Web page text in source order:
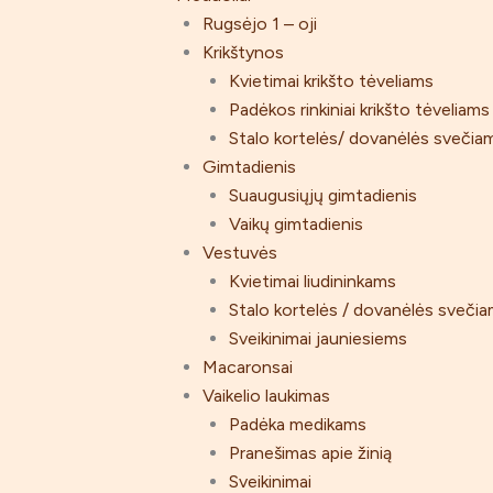
Rugsėjo 1 – oji
Krikštynos
Kvietimai krikšto tėveliams
Padėkos rinkiniai krikšto tėveliams
Stalo kortelės/ dovanėlės
Gimtadienis
Suaugusiųjų gimtadienis
Vaikų gimtadienis
Vestuvės
Kvietimai liudininkams
Stalo kortelės / dovanėlės
Sveikinimai jauniesiems
Macaronsai
Vaikelio laukimas
Padėka medikams
Pranešimas apie žinią
Sveikinimai